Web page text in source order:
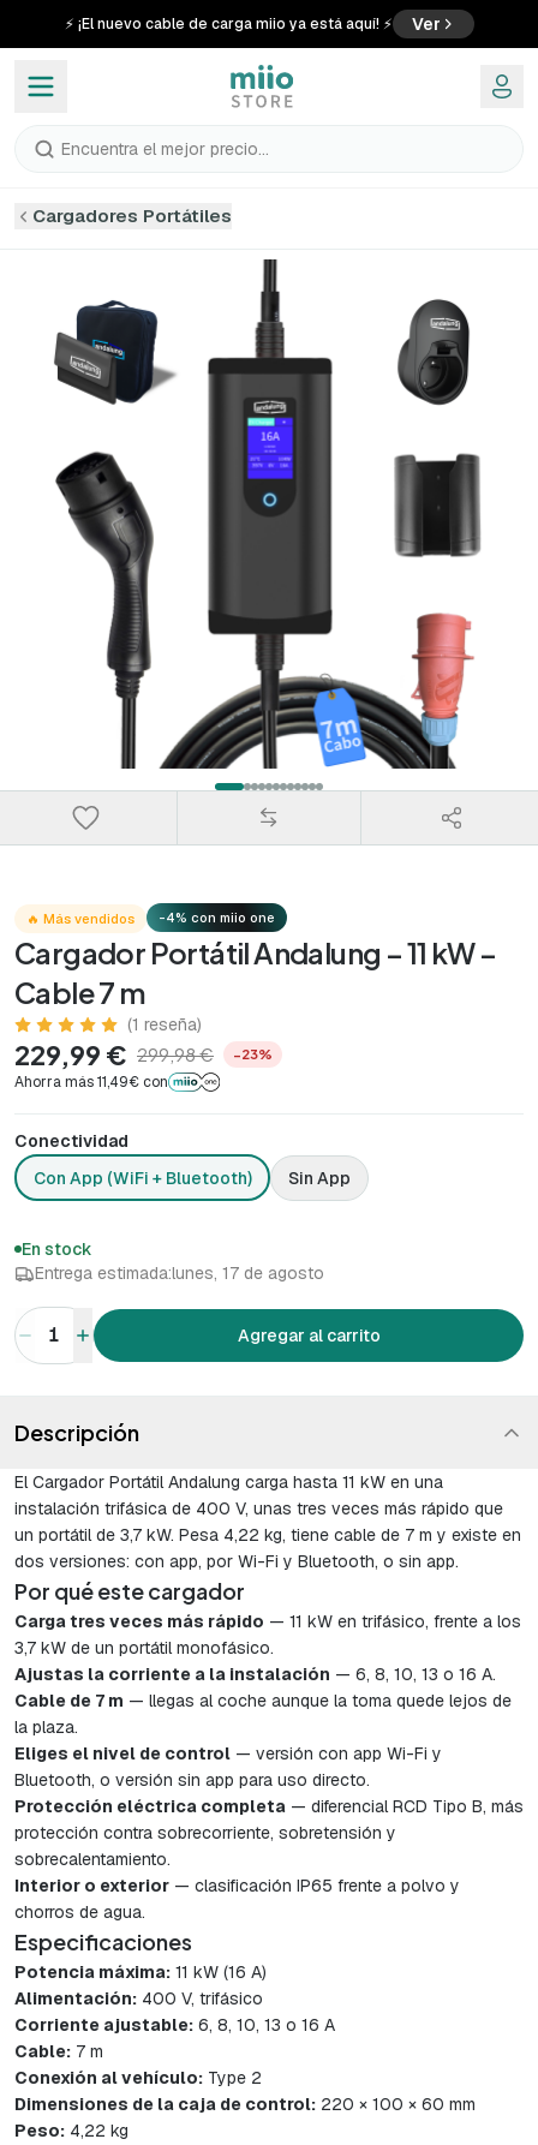
⚡ ¡El nuevo cable de carga miio ya está aquí! ⚡ Ver
Encuentra el mejor precio...
Cargadores Portátiles
🔥 Más vendidos -4% con miio one
Cargador Portátil Andalung – 11 kW –
Cable 7 m
(1 reseña)
229,99 € 299,98 € −23%
Ahorra más 11,49€ con
Conectividad
Con App (WiFi + Bluetooth)
Sin App
En stock
Entrega estimada:lunes, 17 de agosto
1 Agregar al carrito
Descripción
El Cargador Portátil Andalung carga hasta 11 kW en una
instalación trifásica de 400 V, unas tres veces más rápido que
un portátil de 3,7 kW. Pesa 4,22 kg, tiene cable de 7 m y existe en
dos versiones: con app, por Wi-Fi y Bluetooth, o sin app.
Por qué este cargador
Carga tres veces más rápido — 11 kW en trifásico, frente a los
3,7 kW de un portátil monofásico.
Ajustas la corriente a la instalación — 6, 8, 10, 13 o 16 A.
Cable de 7 m — llegas al coche aunque la toma quede lejos de
la plaza.
Eliges el nivel de control — versión con app Wi-Fi y
Bluetooth, o versión sin app para uso directo.
Protección eléctrica completa — diferencial RCD Tipo B, más
protección contra sobrecorriente, sobretensión y
sobrecalentamiento.
Interior o exterior — clasificación IP65 frente a polvo y
chorros de agua.
Especificaciones
Potencia máxima: 11 kW (16 A)
Alimentación: 400 V, trifásico
Corriente ajustable: 6, 8, 10, 13 o 16 A
Cable: 7 m
Conexión al vehículo: Type 2
Dimensiones de la caja de control: 220 × 100 × 60 mm
Peso: 4,22 kg